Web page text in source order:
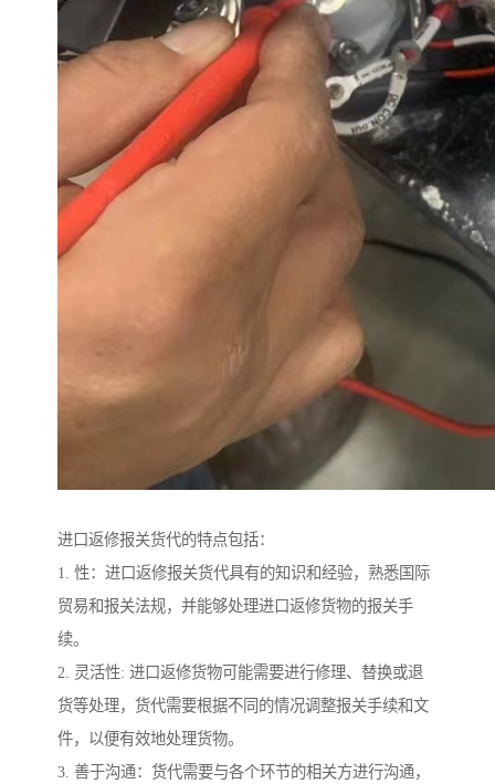
进口返修报关货代的特点包括：
1. 性：进口返修报关货代具有的知识和经验，熟悉国际
贸易和报关法规，并能够处理进口返修货物的报关手
续。
2. 灵活性: 进口返修货物可能需要进行修理、替换或退
货等处理，货代需要根据不同的情况调整报关手续和文
件，以便有效地处理货物。
3. 善于沟通：货代需要与各个环节的相关方进行沟通，